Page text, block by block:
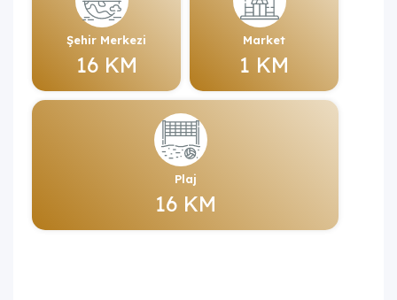
Şehir Merkezi
16 KM
Market
1 KM
Plaj
16 KM